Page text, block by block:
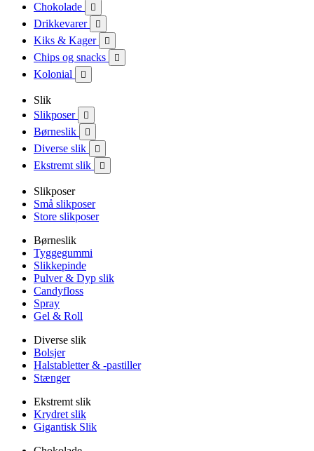
Chokolade 
Drikkevarer 
Kiks & Kager 
Chips og snacks 
Kolonial 
Slik
Slikposer

Børneslik 
Diverse slik 
Ekstremt slik 
Slikposer
Små slikposer
Store slikposer
Børneslik
Tyggegummi
Slikkepinde
Pulver & Dyp slik
Candyfloss
Spray
Gel & Roll
Diverse slik
Bolsjer
Halstabletter & -pastiller
Stænger
Ekstremt slik
Krydret slik
Gigantisk Slik